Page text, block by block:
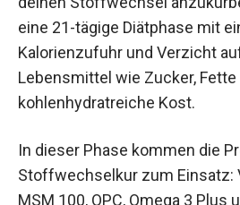
deinen Stoffwechsel
eine 21-tägige Diätphase mit
Kalorienzufuhr und Verzicht
Lebensmittel wie Zucker, Fette
kohlenhydratreiche Kost.
In dieser Phase kommen die
Stoffwechselkur zum Einsatz: